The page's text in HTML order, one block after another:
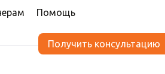
Помощь
Получить консультацию